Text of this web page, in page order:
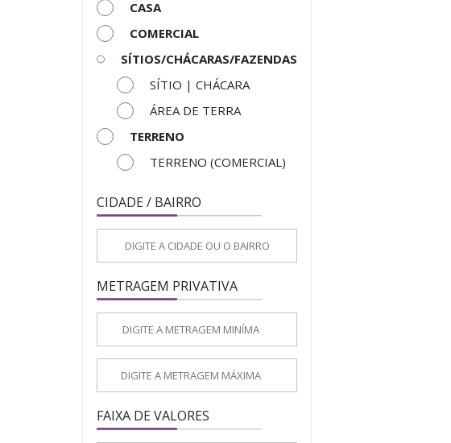
CASA
COMERCIAL
SÍTIOS/CHÁCARAS/FAZENDAS
SÍTIO | CHÁCARA
ÁREA DE TERRA
TERRENO
TERRENO (COMERCIAL)
CIDADE / BAIRRO
METRAGEM PRIVATIVA
FAIXA DE VALORES